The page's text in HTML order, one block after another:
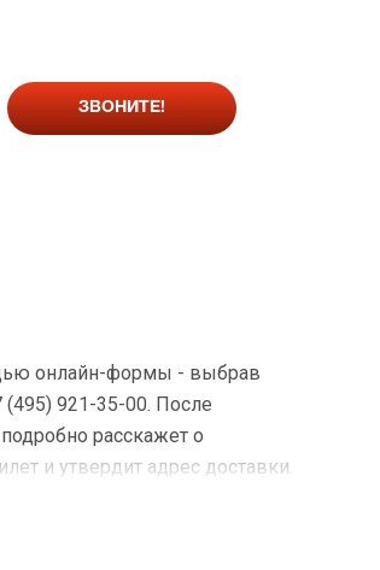
ЗВОНИТЕ!
онлайн-формы - выбрав
921-35-00. После
расскажет о
и утвердит адрес доставки.